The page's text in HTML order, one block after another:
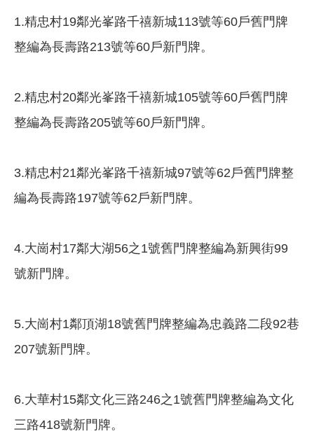
1.精忠村19鄰光峯路千禧新城113號等60戶舊門牌
整編為長壽路213號等60戶新門牌。
2.精忠村20鄰光峯路千禧新城105號等60戶舊門牌
整編為長壽路205號等60戶新門牌。
3.精忠村21鄰光峯路千禧新城97號等62戶舊門牌整
編為長壽路197號等62戶新門牌。
4.大崗村17鄰大湖56之1號舊門牌整編為新興街99
號新門牌。
5.大崗村1鄰頂湖18號舊門牌整編為忠義路二段92巷
207號新門牌。
6.大華村15鄰文化三路246之1號舊門牌整編為文化
三路418號新門牌。